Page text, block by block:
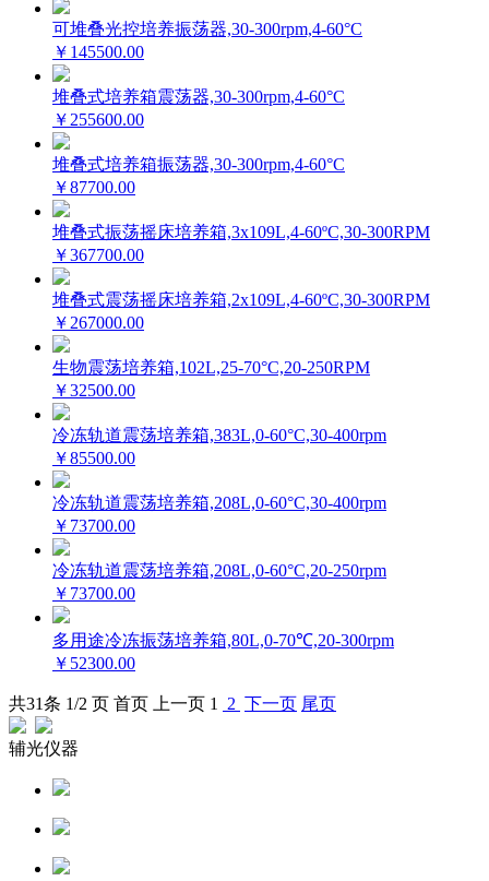
可堆叠光控培养振荡器,30-300rpm,4-60°C
￥145500.00
堆叠式培养箱震荡器,30-300rpm,4-60°C
￥255600.00
堆叠式培养箱振荡器,30-300rpm,4-60°C
￥87700.00
堆叠式振荡摇床培养箱,3x109L,4-60ºC,30-300RPM
￥367700.00
堆叠式震荡摇床培养箱,2x109L,4-60ºC,30-300RPM
￥267000.00
生物震荡培养箱,102L,25-70°C,20-250RPM
￥32500.00
冷冻轨道震荡培养箱,383L,0-60°C,30-400rpm
￥85500.00
冷冻轨道震荡培养箱,208L,0-60°C,30-400rpm
￥73700.00
冷冻轨道震荡培养箱,208L,0-60°C,20-250rpm
￥73700.00
多用途冷冻振荡培养箱,80L,0-70℃,20-300rpm
￥52300.00
共31条 1/2 页 首页 上一页 1 2 下一页 尾页
辅光仪器